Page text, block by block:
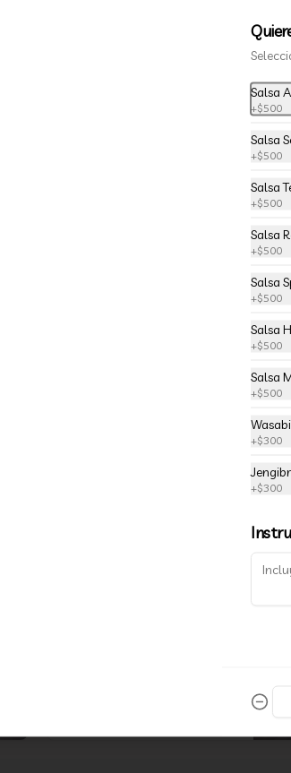
-25 %
Salsa
+$500
Salsa
+$500
Salsa
+$500
Salsa
+$500
Salsa
+$500
Salsa
+$500
Salsa
+$500
Wasabi.
+$300
+$300